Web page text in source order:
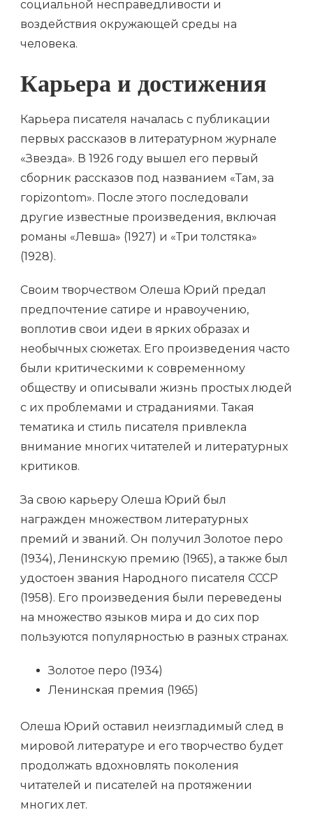
социальной несправедливости и
воздействия окружающей среды на
человека.
Карьера и достижения
Карьера писателя началась с публикации
первых рассказов в литературном журнале
«Звезда». В 1926 году вышел его первый
сборник рассказов под названием «Там, за
горizontom». После этого последовали
другие известные произведения, включая
романы «Левша» (1927) и «Три толстяка»
(1928).
Своим творчеством Олеша Юрий предал
предпочтение сатире и нравоучению,
воплотив свои идеи в ярких образах и
необычных сюжетах. Его произведения часто
были критическими к современному
обществу и описывали жизнь простых людей
с их проблемами и страданиями. Такая
тематика и стиль писателя привлекла
внимание многих читателей и литературных
критиков.
За свою карьеру Олеша Юрий был
награжден множеством литературных
премий и званий. Он получил Золотое перо
(1934), Ленинскую премию (1965), а также был
удостоен звания Народного писателя СССР
(1958). Его произведения были переведены
на множество языков мира и до сих пор
пользуются популярностью в разных странах.
Золотое перо (1934)
Ленинская премия (1965)
Олеша Юрий оставил неизгладимый след в
мировой литературе и его творчество будет
продолжать вдохновлять поколения
читателей и писателей на протяжении
многих лет.